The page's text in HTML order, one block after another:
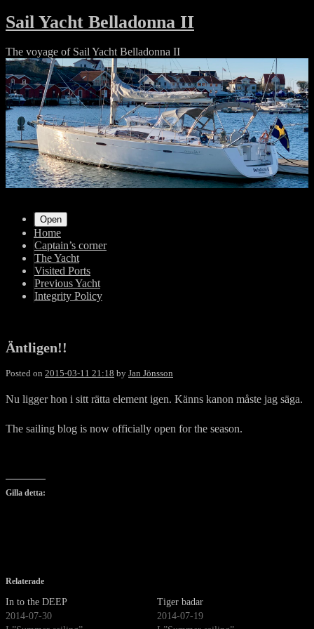
Skip
to
Sail Yacht Belladonna II
The voyage of Sail Yacht Belladonna II
Primary
Navigation
Open
Home
Captain’s corner
The Yacht
Visited Ports
Previous Yacht
Integrity Policy
Äntligen!!
Posted on 2015-03-11 21:18 by Jan Jönsson
Nu ligger hon i sitt rätta element igen. Känns kanon måste jag säga.
The sailing blog is now officially open for the season.
Gilla detta:
Relaterade
In to the DEEP
2014-07-30
Tiger badar
2014-07-19